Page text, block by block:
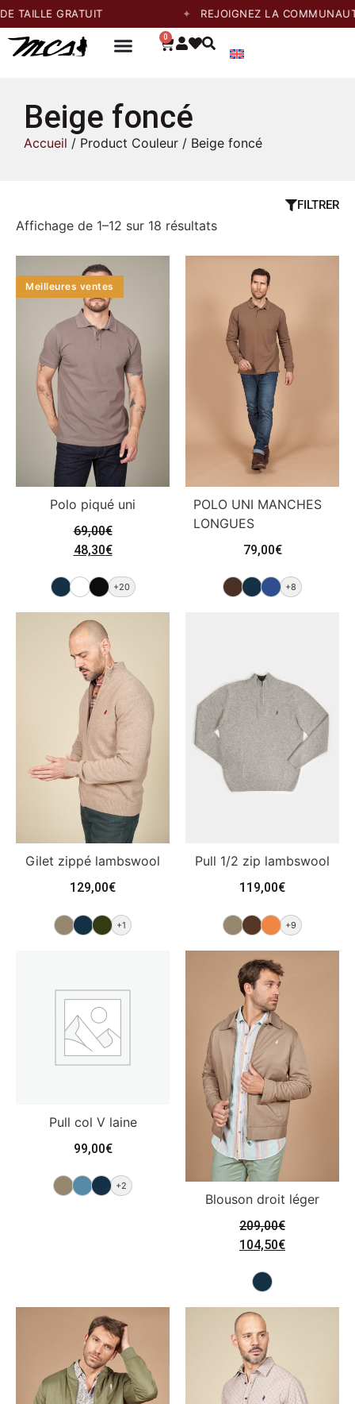
GRATUIT REJOIGNEZ LA COMMUNAUTÉ
0
Beige foncé
Accueil / Product Couleur / Beige foncé
Affichage de 1–12 sur 18 résultats
FILTRER
Meilleures ventes
Polo piqué uni
69,00€
48,30€
+20
POLO UNI MANCHES
LONGUES
79,00€
+8
Gilet zippé lambswool
129,00€
+1
Pull 1/2 zip lambswool
119,00€
+9
Pull col V laine
99,00€
+2
Blouson droit léger
209,00€
104,50€